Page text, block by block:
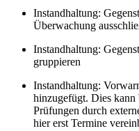
Instandhaltung:
Überwachung
Instandhaltung:
gruppieren
Instandhaltung:
hinzugefügt. Dies kann
Prüfungen durch
hier erst Termine